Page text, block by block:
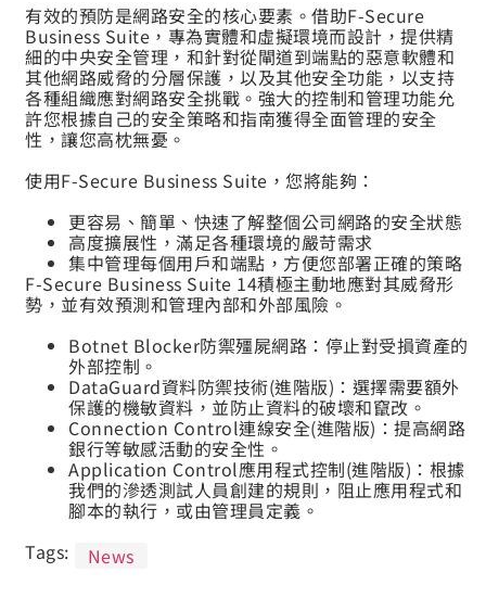
有效的預防是網路安全的核心要素。借助F-Secure
Business Suite，專為實體和虛擬環境而設計，提供精
細的中央安全管理，和針對從閘道到端點的惡意軟體和
其他網路威脅的分層保護，以及其他安全功能，以支持
各種組織應對網路安全挑戰。強大的控制和管理功能允
許您根據自己的安全策略和指南獲得全面管理的安全
性，讓您高枕無憂。
使用F-Secure Business Suite，您將能夠：
更容易、簡單、快速了解整個公司網路的安全狀態
高度擴展性，滿足各種環境的嚴苛需求
集中管理每個用戶和端點，方便您部署正確的策略
F-Secure Business Suite 14積極主動地應對其威脅形
勢，並有效預測和管理內部和外部風險。
Botnet Blocker防禦殭屍網路：停止對受損資產的
外部控制。
DataGuard資料防禦技術(進階版)：選擇需要額外
保護的機敏資料，並防止資料的破壞和竄改。
Connection Control連線安全(進階版)：提高網路
銀行等敏感活動的安全性。
Application Control應用程式控制(進階版)：根據
我們的滲透測試人員創建的規則，阻止應用程式和
腳本的執行，或由管理員定義。
Tags:
News